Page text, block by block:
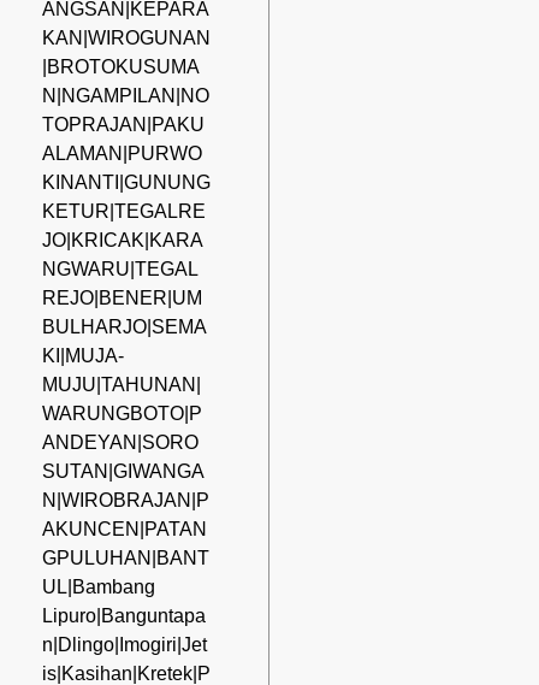
ANGSAN|KEPARA
KAN|WIROGUNAN
|BROTOKUSUMA
N|NGAMPILAN|NO
TOPRAJAN|PAKU
ALAMAN|PURWO
KINANTI|GUNUNG
KETUR|TEGALRE
JO|KRICAK|KARA
NGWARU|TEGAL
REJO|BENER|UM
BULHARJO|SEMA
KI|MUJA-
MUJU|TAHUNAN|
WARUNGBOTO|P
ANDEYAN|SORO
SUTAN|GIWANGA
N|WIROBRAJAN|P
AKUNCEN|PATAN
GPULUHAN|BANT
UL|Bambang
Lipuro|Banguntapa
n|Dlingo|Imogiri|Jet
is|Kasihan|Kretek|P